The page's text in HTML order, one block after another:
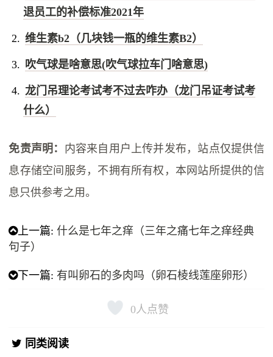
退员工的补偿标准2021年
维生素b2（几块钱一瓶的维生素B2）
吹气球是啥意思(吹气球拉车门啥意思)
龙门吊理论考试考不过去咋办（龙门吊证考试考
什么）
免责声明： 内容来自用户上传并发布，站点仅提供信
息存储空间服务，不拥有所有权，本网站所提供的信
息只供参考之用。
上一篇:什么是七年之痒（三年之痛七年之痒经典
句子）
下一篇: 有叫卵石的多肉吗（卵石棱线莲座卵形）
0 人点赞
同类阅读